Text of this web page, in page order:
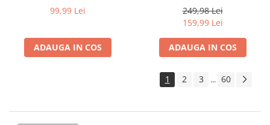
Aparate foto de colectie reflex,
format 24x36mm
Aparate foto de colectie, cu burduf
Aparate foto de colectie , cu vizare
99,99 Lei
ADAUGA IN COS
249,98 Lei
159,99 Lei
ADAUGA IN COS
1 2 3 ... 60